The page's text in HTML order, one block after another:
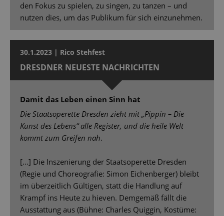
den Fokus zu spielen, zu singen, zu tanzen – und
nutzen dies, um das Publikum für sich einzunehmen.
30.1.2023 | Rico Stehfest
DRESDNER NEUESTE NACHRICHTEN
Damit das Leben einen Sinn hat
Die Staatsoperette Dresden zieht mit „Pippin – Die
Kunst des Lebens“ alle Register, und die heile Welt
kommt zum Greifen nah.
[…] Die Inszenierung der Staatsoperette Dresden
(Regie und Choreografie: Simon Eichenberger) bleibt
im überzeitlich Gültigen, statt die Handlung auf
Krampf ins Heute zu hieven. Demgemäß fällt die
Ausstattung aus (Bühne: Charles Quiggin, Kostüme: